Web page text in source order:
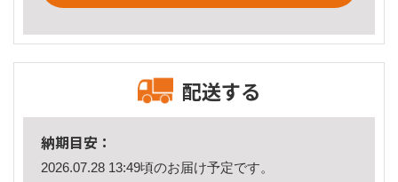
配送する
納期目安：
2026.07.28 13:49頃のお届け予定です。